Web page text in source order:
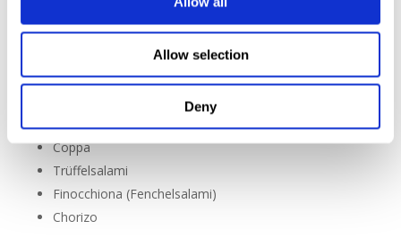
Allow selection
Deny
Bresaola
Serrano Schinken
Coppa
Trüffelsalami
Finocchiona (Fenchelsalami)
Chorizo